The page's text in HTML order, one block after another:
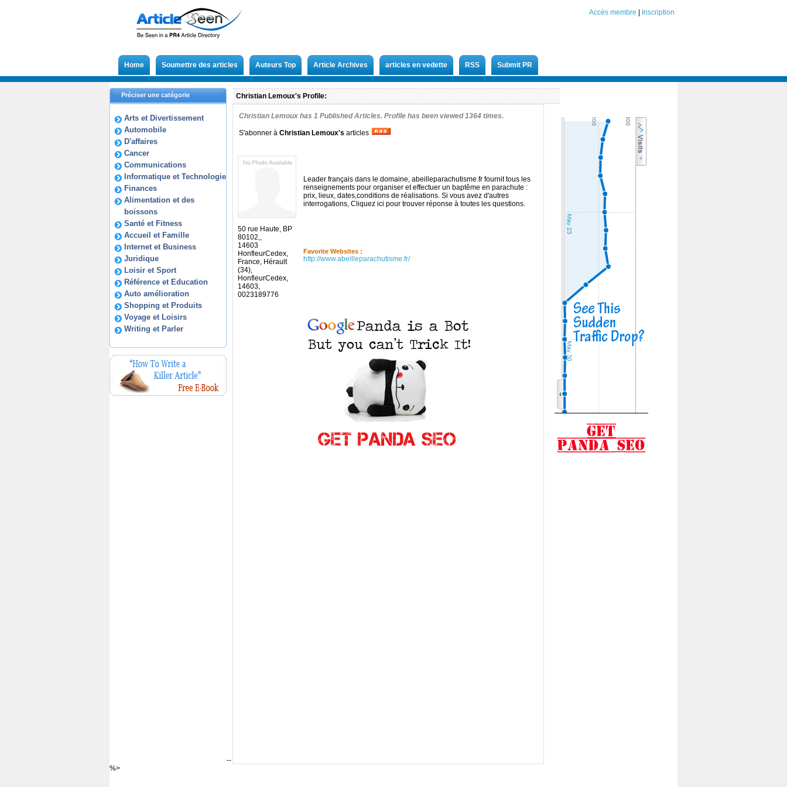
Accès membre Inscription
Home Soumettre des articles Auteurs Top Article Archives articles en vedette RSS Submit PR
Préciser une catégorie
Arts et Divertissement
Automobile
D'affaires
Cancer
Communications
Informatique et Technologie
Finances
Alimentation et des
boissons
Santé et Fitness
Accueil et Famille
Internet et Business
Juridique
Loisir et Sport
Référence et Education
Auto amélioration
Shopping et Produits
Voyage et Loisirs
Writing et Parler
--
%>
Christian Lemoux's Profile:
Christian Lemoux has 1 Published Articles. Profile has been viewed 1364 times.
S'abonner à Christian Lemoux's articles
50 rue Haute, BP
80102,,
14603
HonfleurCedex,
France, Hérault
(34),
HonfleurCedex,
14603,
0023189776
Leader français dans le domaine, abeilleparachutisme.fr fournit tous les
renseignements pour organiser et effectuer un baptême en parachute :
prix, lieux, dates,conditions de réalisations. Si vous avez d'autres
interrogations, Cliquez ici pour trouver réponse à toutes les questions.
Favorite Websites :
http://www.abeilleparachutisme.fr/